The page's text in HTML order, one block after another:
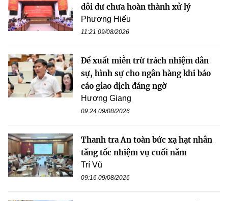
dôi dư chưa hoàn thành xử lý
Phương Hiếu
11:21 09/08/2026
Đề xuất miễn trừ trách nhiệm dân
sự, hình sự cho ngân hàng khi báo
cáo giao dịch đáng ngờ
Hương Giang
09:24 09/08/2026
Thanh tra An toàn bức xạ hạt nhân
tăng tốc nhiệm vụ cuối năm
Trí Vũ
09:16 09/08/2026